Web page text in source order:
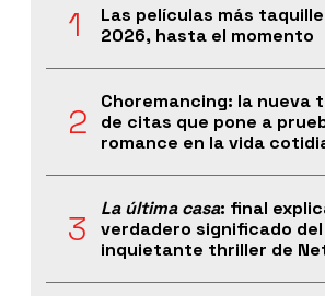
Las películas más
2026, hasta el momento
Choremancing: la nueva
de citas que pone a
romance en la vida
La última casa: final
verdadero significado del
inquietante thriller de